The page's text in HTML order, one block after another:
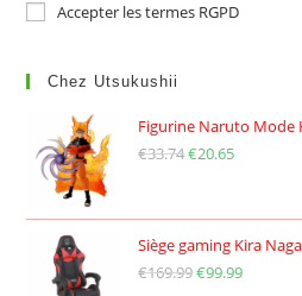
Accepter les termes RGPD
Chez Utsukushii
Figurine Naruto Mode
€33.74Le
initial
était :
€33.74.
€20.65Le
actuel
est :
€20.65.
Siège gaming Kira
€169.99Le
€99.99Le